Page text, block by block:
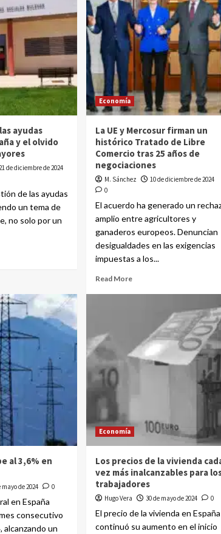
ayudas
y el olvido
de diciembre de 2024
de las ayudas
un tema de
no solo por un
Economía
La UE y Mercosur firman un
histórico Tratado de Libre
Comercio tras 25 años de
negociaciones
M. Sánchez
10 de diciembre de 2024
0
El acuerdo ha generado un
amplio entre agricultores y
ganaderos europeos. Denuncian
desigualdades en las exigencias
impuestas a los...
Read More
al 3,6% en
mayo de 2024 0
en España
consecutivo
alcanzando un
Economía
Los precios de la vivienda
vez más inalcanzables para
trabajadores
Hugo Vera 30 de mayo de 2024 0
El precio de la vivienda en España
continuó su aumento en el inicio